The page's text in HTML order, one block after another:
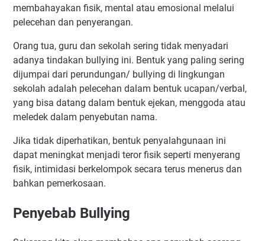
membahayakan fisik, mental atau emosional melalui
pelecehan dan penyerangan.
Orang tua, guru dan sekolah sering tidak menyadari
adanya tindakan bullying ini. Bentuk yang paling sering
dijumpai dari perundungan/ bullying di lingkungan
sekolah adalah pelecehan dalam bentuk ucapan/verbal,
yang bisa datang dalam bentuk ejekan, menggoda atau
meledek dalam penyebutan nama.
Jika tidak diperhatikan, bentuk penyalahgunaan ini
dapat meningkat menjadi teror fisik seperti menyerang
fisik, intimidasi berkelompok secara terus menerus dan
bahkan pemerkosaan.
Penyebab Bullying